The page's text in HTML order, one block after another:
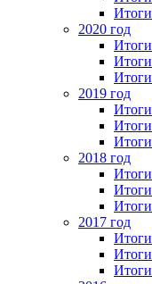
2020 год
Итоги
2019 год
Итоги
2018 год
Итоги
2017 год
Итоги